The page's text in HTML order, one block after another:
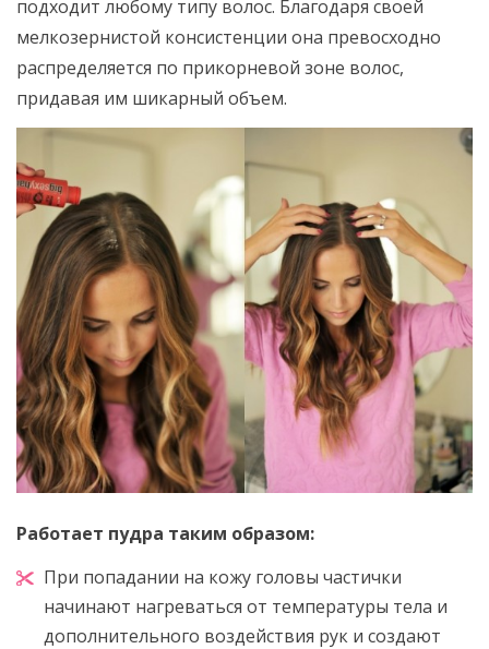
подходит любому типу волос. Благодаря своей
мелкозернистой консистенции она превосходно
распределяется по прикорневой зоне волос,
придавая им шикарный объем.
Работает пудра таким образом:
При попадании на кожу головы частички
начинают нагреваться от температуры тела и
дополнительного воздействия рук и создают